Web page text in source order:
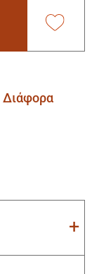
Διάφορα